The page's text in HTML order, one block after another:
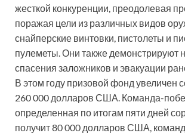
жесткой конкуренции, преодолевая
поражая цели из различных видов
снайперские винтовки, пистолеты и
пулеметы. Они также демонстрируют
спасения заложников и эвакуации
В этом году призовой фонд увеличен
260 000 долларов США. Команда-
определенная по итогам пяти дней
получит 80 000 долларов США,